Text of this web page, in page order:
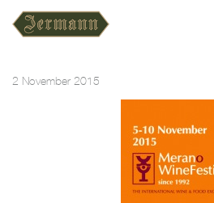
2 November 2015